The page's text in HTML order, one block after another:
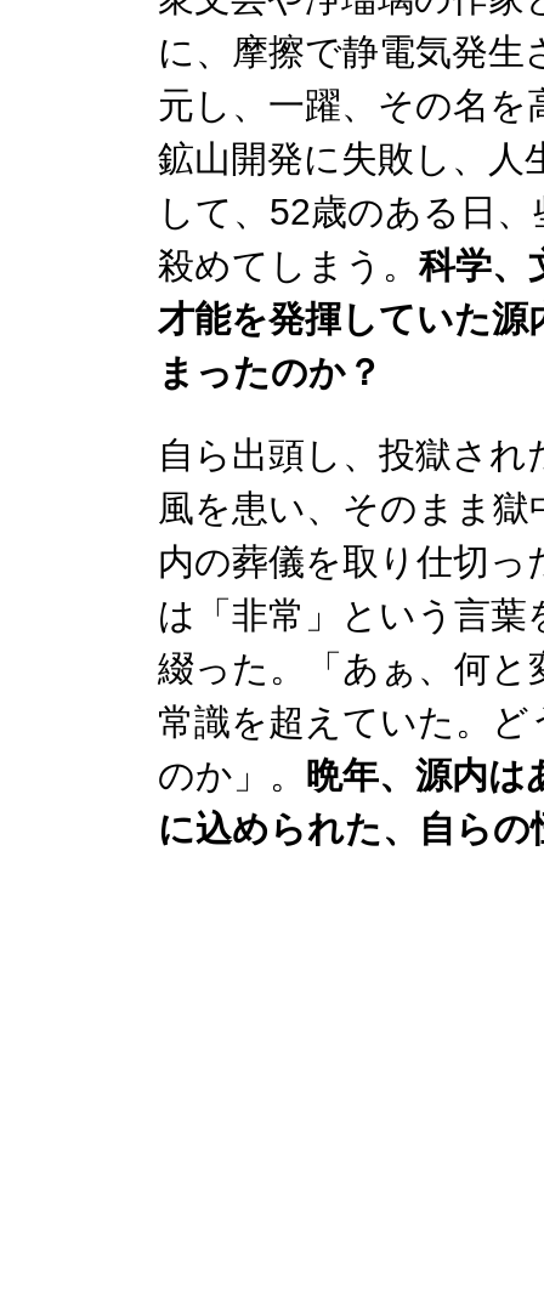
に、摩擦で静電気発
元し、一躍、その名
鉱山開発に失敗し、人
して、52歳のある日
殺めてしまう。 科学、
才能を発揮していた
まったのか？
自ら出頭し、投獄さ
風を患い、そのまま
内の葬儀を取り仕切っ
は「非常」という言
綴った。「あぁ、何
常識を超えていた。
のか」。
晩年、源内
に込められた、自ら